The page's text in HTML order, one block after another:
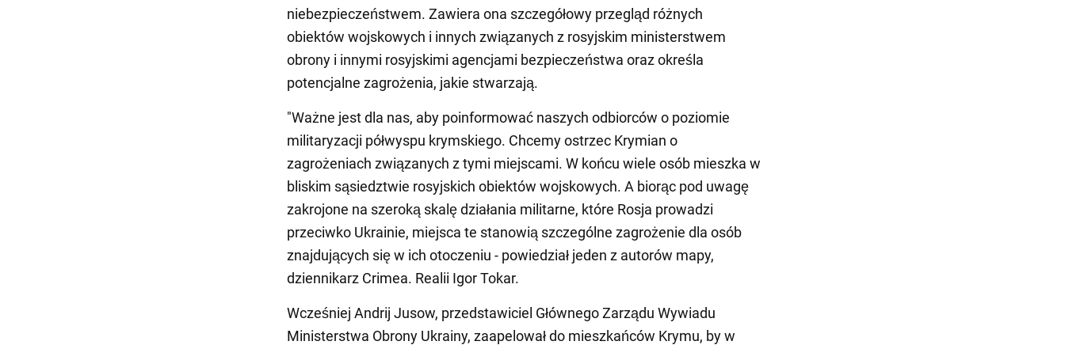
niebezpieczeństwem. Zawiera ona szczegółowy przegląd różnych
obiektów wojskowych i innych związanych z rosyjskim ministerstwem
obrony i innymi rosyjskimi agencjami bezpieczeństwa oraz określa
potencjalne zagrożenia, jakie stwarzają.
"Ważne jest dla nas, aby poinformować naszych odbiorców o poziomie
militaryzacji półwyspu krymskiego. Chcemy ostrzec Krymian o
zagrożeniach związanych z tymi miejscami. W końcu wiele osób mieszka w
bliskim sąsiedztwie rosyjskich obiektów wojskowych. A biorąc pod uwagę
zakrojone na szeroką skalę działania militarne, które Rosja prowadzi
przeciwko Ukrainie, miejsca te stanowią szczególne zagrożenie dla osób
znajdujących się w ich otoczeniu - powiedział jeden z autorów mapy,
dziennikarz Crimea. Realii Igor Tokar.
Wcześniej Andrij Jusow, przedstawiciel Głównego Zarządu Wywiadu
Ministerstwa Obrony Ukrainy, zaapelował do mieszkańców Krymu, by w